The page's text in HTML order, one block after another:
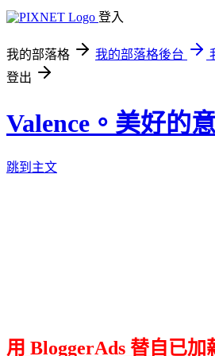
登入
我的部落格 我的部落格後台
登出
Valence。美好的
跳到主文
用 BloggerAds 替自已加